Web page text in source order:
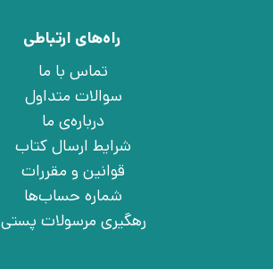
راه‌های ارتباطی
تماس با ما
سوالات متداول
درباره‌ی ما
شرایط ارسال کتاب
قوانین و مقررات
شماره حساب‌ها
رهگیری مرسولات پستی